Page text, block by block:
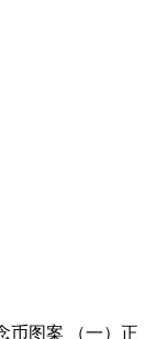
币图案 （一）正